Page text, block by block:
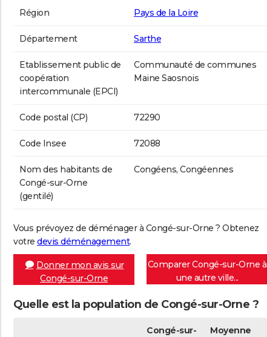
Région Pays de la Loire
Département Sarthe
Etablissement public de
coopération
intercommunale (EPCI)
Communauté de communes
Maine Saosnois
Code postal (CP) 72290
Code Insee 72088
Nom des habitants de
Congé-sur-Orne
(gentilé)
Congéens, Congéennes
Vous prévoyez de déménager à Congé-sur-Orne ? Obtenez
votre devis déménagement.
Donner mon avis sur
Congé-sur-Orne
Comparer Congé-sur-Orne à
une autre ville...
Quelle est la population de Congé-sur-Orne ?
Congé-sur-
Moyenne